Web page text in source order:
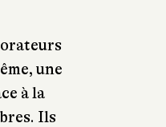
une
à la
Ils